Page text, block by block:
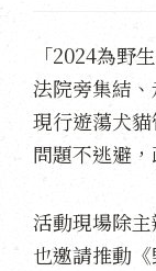
「2024為野
法院旁集結
現行遊蕩犬
問題不逃避
活動現場除
也邀請推動